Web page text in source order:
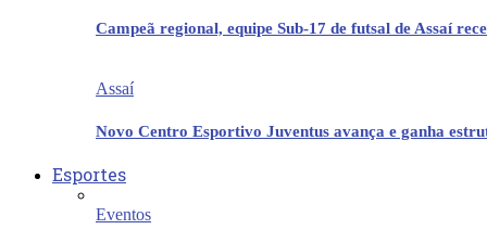
Campeã regional, equipe Sub-17 de futsal de Assaí
Assaí
Novo Centro Esportivo Juventus avança e ganha
Esportes
Eventos